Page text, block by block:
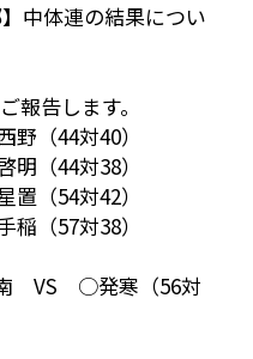
中体連の結果につい
報告します。
（44対40）
（44対38）
（54対42）
57対38）
VS ○発寒（56対